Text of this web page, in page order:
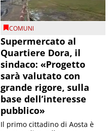
COMUNI
Supermercato al
Quartiere Dora, il
sindaco: «Progetto
sarà valutato con
grande rigore, sulla
base dell’interesse
pubblico»
Il primo cittadino di Aosta è